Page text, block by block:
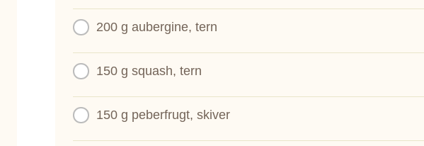
200 g aubergine, tern
150 g squash, tern
150 g peberfrugt, skiver